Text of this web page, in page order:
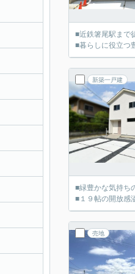
■近鉄箸尾駅まで
■暮らしに役立つ
新築一戸建
■緑豊かな気持ち
■１９帖の開放感
売地